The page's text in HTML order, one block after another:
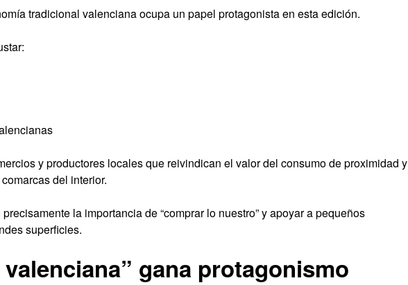
tradicional valenciana ocupa un papel protagonista en esta edición.
y productores locales que reivindican el valor del consumo de proximidad y
del interior.
la importancia de “comprar lo nuestro” y apoyar a pequeños
superficies.
valenciana” gana protagonismo